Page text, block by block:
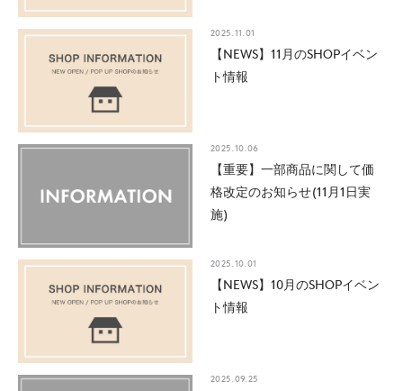
2025.11.01
【NEWS】11月のSHOPイベン
ト情報
2025.10.06
【重要】一部商品に関して価
格改定のお知らせ(11月1日実
施)
2025.10.01
【NEWS】10月のSHOPイベン
ト情報
2025.09.25